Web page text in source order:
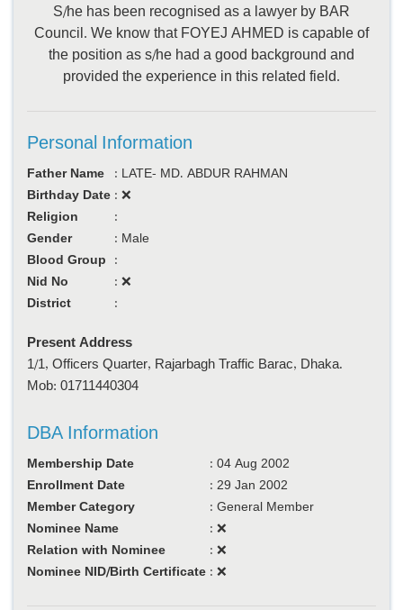
S/he has been recognised as a lawyer by BAR
Council. We know that FOYEJ AHMED is capable of
the position as s/he had a good background and
provided the experience in this related field.
Personal Information
Father Name : LATE- MD. ABDUR RAHMAN
Birthday Date : ❌
Religion
:
Gender
: Male
Blood Group
:
Nid No
: ❌
District
:
Present Address
1/1, Officers Quarter, Rajarbagh Traffic Barac, Dhaka.
Mob: 01711440304
DBA Information
Membership Date : 04 Aug 2002
Enrollment Date
: 29 Jan 2002
Member Category
: General Member
Nominee Name
: ❌
Relation with Nominee
: ❌
Nominee NID/Birth Certificate : ❌